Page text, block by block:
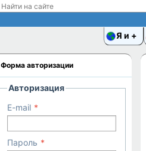
Я и
Форма авторизации
Авторизация
E-mail
Пароль